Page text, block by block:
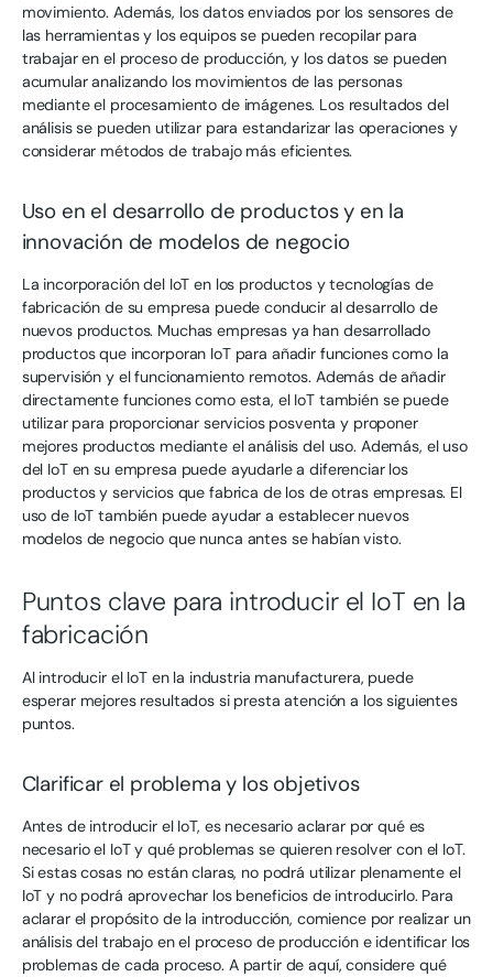
movimiento. Además, los datos enviados por los sensores de
las herramientas y los equipos se pueden recopilar para
trabajar en el proceso de producción, y los datos se pueden
acumular analizando los movimientos de las personas
mediante el procesamiento de imágenes. Los resultados del
análisis se pueden utilizar para estandarizar las operaciones y
considerar métodos de trabajo más eficientes.
Uso en el desarrollo de productos y en la
innovación de modelos de negocio
La incorporación del IoT en los productos y tecnologías de
fabricación de su empresa puede conducir al desarrollo de
nuevos productos. Muchas empresas ya han desarrollado
productos que incorporan IoT para añadir funciones como la
supervisión y el funcionamiento remotos. Además de añadir
directamente funciones como esta, el IoT también se puede
utilizar para proporcionar servicios posventa y proponer
mejores productos mediante el análisis del uso. Además, el uso
del IoT en su empresa puede ayudarle a diferenciar los
productos y servicios que fabrica de los de otras empresas. El
uso de IoT también puede ayudar a establecer nuevos
modelos de negocio que nunca antes se habían visto.
Puntos clave para introducir el IoT en la
fabricación
Al introducir el IoT en la industria manufacturera, puede
esperar mejores resultados si presta atención a los siguientes
puntos.
Clarificar el problema y los objetivos
Antes de introducir el IoT, es necesario aclarar por qué es
necesario el IoT y qué problemas se quieren resolver con el IoT.
Si estas cosas no están claras, no podrá utilizar plenamente el
IoT y no podrá aprovechar los beneficios de introducirlo. Para
aclarar el propósito de la introducción, comience por realizar un
análisis del trabajo en el proceso de producción e identificar los
problemas de cada proceso. A partir de aquí, considere qué